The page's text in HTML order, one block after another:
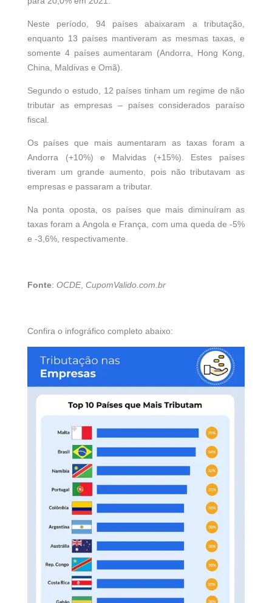
Gestão de
Ativos no
Brasil –
2025
Receba o Seu
Gratuitamente
GRATUITAMENTE!
Neste período, 94 países abaixaram a tributação,
enquanto 13 países mantiveram as mesmas taxas, e
somente 4 países aumentaram (Andorra, Hong Kong,
China, Maldivas e Omã).
Segundo o estudo, 12 países tinham um regime de não
tributar as empresas – países considerados paraíso
fiscal.
Os países que mais aumentaram as taxas foram a
Andorra (+10%) e Malvidas (+15%). Estes países
tiveram um grande aumento, pois não tributavam as
empresas e passaram a tributar.
Na ponta oposta, os países que mais diminuíram as
taxas foram a Angola e França, com uma queda de -5%
e -3,6%, respectivamente.
Fonte: OCDE, CupomValido.com.br
Confira o infográfico completo abaixo: